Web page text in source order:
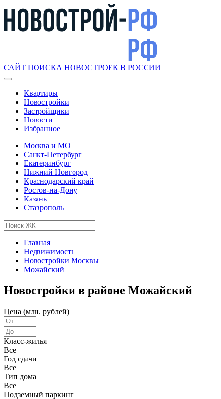
САЙТ ПОИСКА НОВОСТРОЕК В РОССИИ
Квартиры
Новостройки
Застройщики
Новости
Избранное
Москва и МО
Санкт-Петербург
Екатеринбург
Нижний Новгород
Краснодарский край
Ростов-на-Дону
Казань
Ставрополь
Главная
Недвижимость
Новостройки Москвы
Можайский
Новостройки в районе Можайский
Цена (млн. рублей)
Класс-жилья
Все
Год сдачи
Все
Тип дома
Все
Подземный паркинг